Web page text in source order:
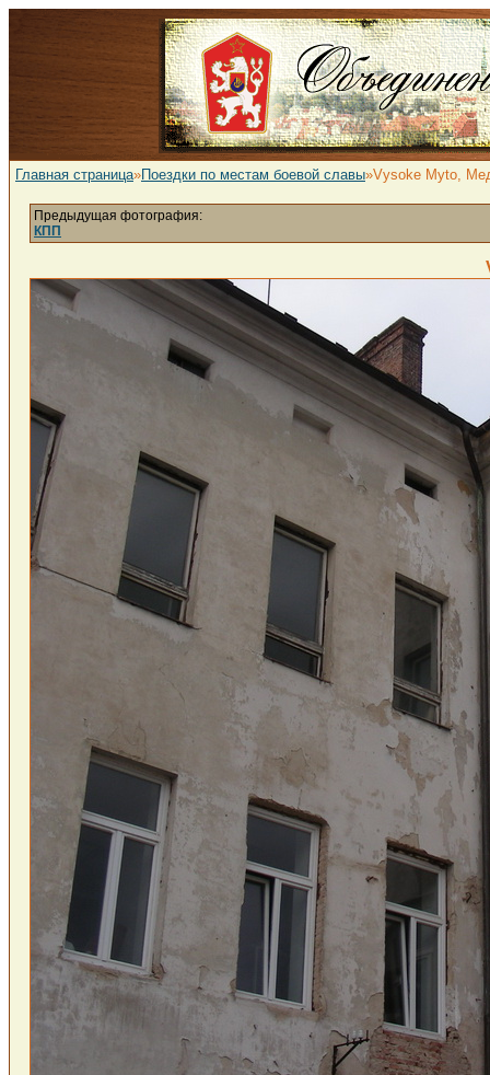
Главная страница»Поездки по местам боевой славы»Vysoke Myto,
Предыдущая фотография:
КПП